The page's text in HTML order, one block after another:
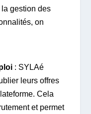
gestion des
on
: SYLAé
leurs offres
Cela
et permet